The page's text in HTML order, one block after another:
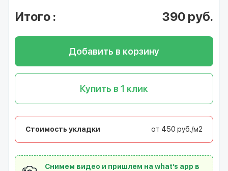
Итого : 390 руб.
Добавить в корзину
Купить в 1 клик
Стоимость укладки от 450 руб./м2
Снимем видео и пришлем на what’s app в